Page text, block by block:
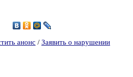
анонс / Заявить о нарушении